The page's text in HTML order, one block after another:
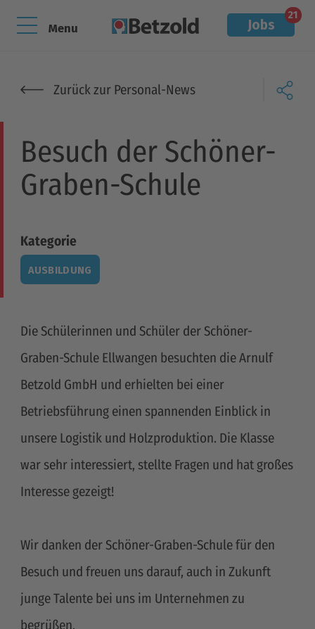
Menu
Zurück zur Personal-News
Jobs
21
Besuch der Schöner-
Graben-Schule
Kategorie
AUSBILDUNG
Die Schülerinnen und Schüler der Schöner-
Graben-Schule Ellwangen besuchten die Arnulf
Betzold GmbH und erhielten bei einer
Betriebsführung einen spannenden Einblick in
unsere Logistik und Holzproduktion. Die Klasse
war sehr interessiert, stellte Fragen und hat großes
Interesse gezeigt!
Wir danken der Schöner-Graben-Schule für den
Besuch und freuen uns darauf, auch in Zukunft
junge Talente bei uns im Unternehmen zu
begrüßen.